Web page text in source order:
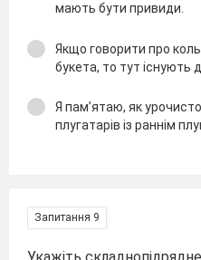
мають бути привиди.
Якщо говорити про
букета, то тут існують
Я пам’ятаю, як
плугатарів із раннім
Запитання 9
Укажіть